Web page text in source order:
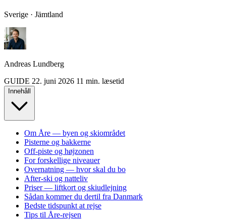
Sverige · Jämtland
Andreas Lundberg
GUIDE 22. juni 2026 11 min. læsetid
Innehåll
Om Åre — byen og skiområdet
Pisterne og bakkerne
Off-piste og højzonen
For forskellige niveauer
Overnatning — hvor skal du bo
After-ski og natteliv
Priser — liftkort og skiudlejning
Sådan kommer du dertil fra Danmark
Bedste tidspunkt at rejse
Tips til Åre-rejsen